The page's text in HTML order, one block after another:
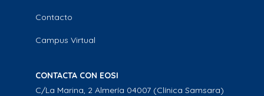
Contacto
Campus Virtual
CONTACTA CON EOSI
C/La Marina, 2 Almería 04007 (Clínica Samsara)